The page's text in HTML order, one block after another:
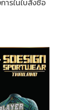
ารในใบสั่งซื้อ